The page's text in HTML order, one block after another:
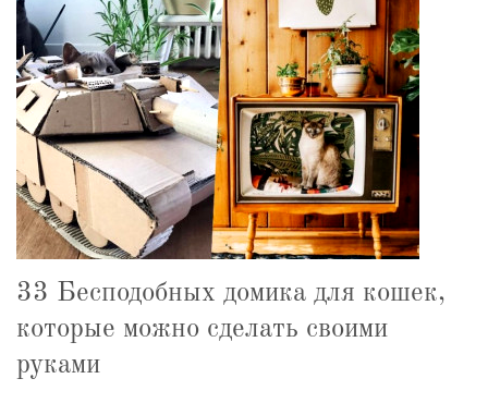
33 Бесподобных домика для кошек,
которые можно сделать своими
руками